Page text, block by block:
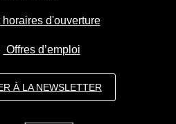
horaires d'ouverture
Offres d’emploi
À LA NEWSLETTER